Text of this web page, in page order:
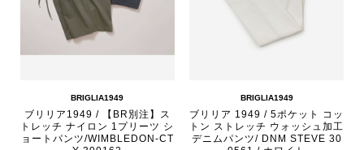
BRIGLIA1949
ブリリア1949 / 【BR別注】ス
トレッチ ナイロン 1プリーツ シ
ョートパンツ/WIMBLEDON-CT
BRIGLIA1949
ブリリア 1949 / 5ポケット コッ
トン ストレッチ ウォッシュ加工
デニムパンツ/ DNM STEVE 30